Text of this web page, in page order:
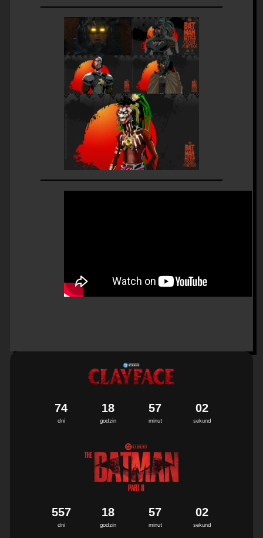
dni
74
godzin
18
minut
57
sekund
02
dni
557
godzin
18
minut
57
sekund
02